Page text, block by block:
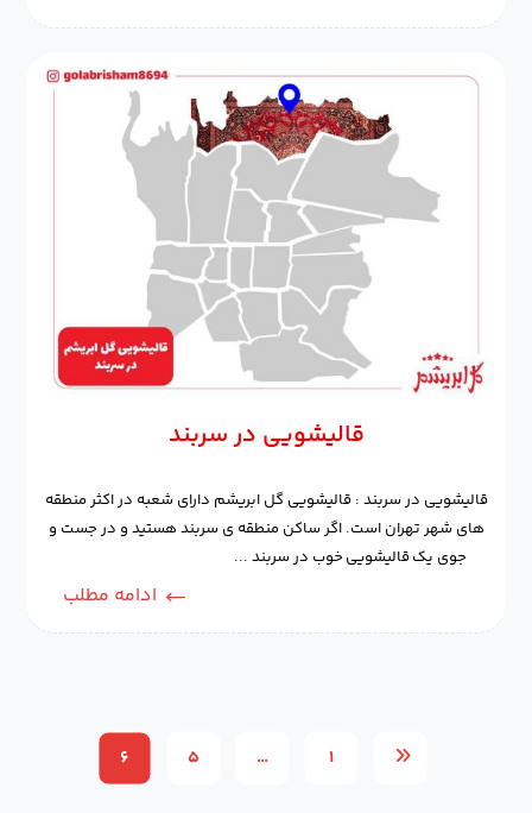
قالیشویی در سربند
قالیشویی در سربند : قالیشویی گل ابریشم دارای شعبه در اکثر منطقه
های شهر تهران است. اگر ساکن منطقه ی سربند هستید و در جست و
جوی یک قالیشویی خوب در سربند ...
ادامه مطلب
۱ … ۵ ۶